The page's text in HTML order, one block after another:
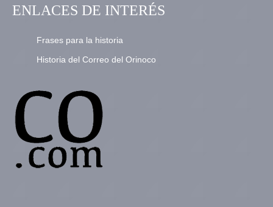
ENLACES DE INTERÉS
Frases para la historia
Historia del Correo del Orinoco